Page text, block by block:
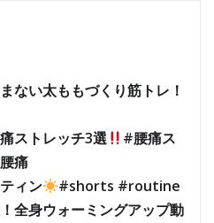
ない太ももづくり筋トレ！
ストレッチ3選
#腰痛ス
痛
ィン
#shorts #routine
全身ウォーミングアップ動